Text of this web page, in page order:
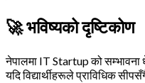
🚀भविष्यको दृष्टिकोण
नेपालमा IT Startup को
यदि विद्यार्थीहरूले प्राविधिक